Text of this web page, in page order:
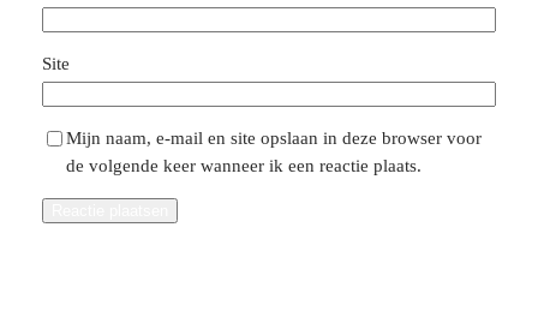
Site
Mijn naam, e-mail en site opslaan in deze browser voor
de volgende keer wanneer ik een reactie plaats.